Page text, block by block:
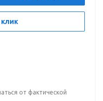
клик
от фактической